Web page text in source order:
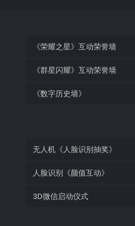
《荣耀之星》互动荣誉墙
《群星闪耀》互动荣誉墙
《数字历史墙》
无人机《人脸识别抽奖》
人脸识别《颜值互动》
3D微信启动仪式